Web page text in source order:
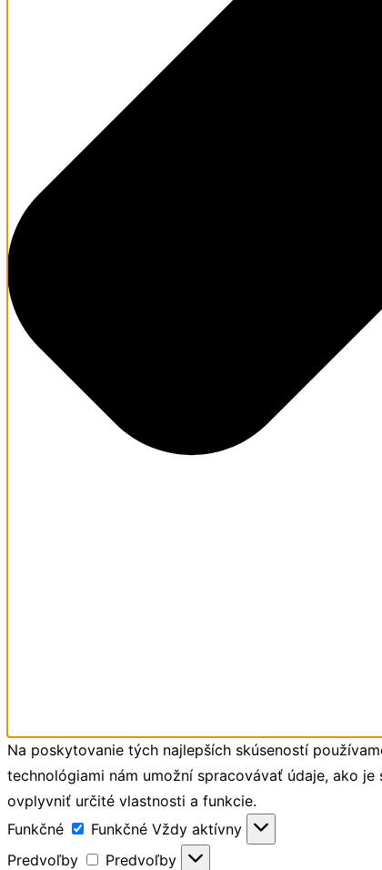
Na poskytovanie tých najlepších skúseností
technológiami nám umožní spracovávať údaje, ako
ovplyvniť určité vlastnosti a funkcie.
Funkčné
Funkčné Vždy aktívny
Predvoľby
Predvoľby